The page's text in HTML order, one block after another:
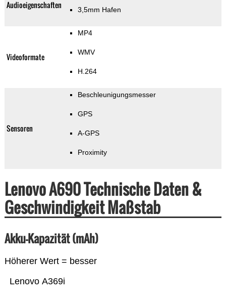
Audioeigenschaften 3,5mm Hafen
Videoformate
MP4
WMV
H.264
Sensoren
Beschleunigungsmesser
GPS
A-GPS
Proximity
Lenovo A690 Technische Daten &
Geschwindigkeit Maßstab
Akku-Kapazität (mAh)
Höherer Wert = besser
Lenovo A369i